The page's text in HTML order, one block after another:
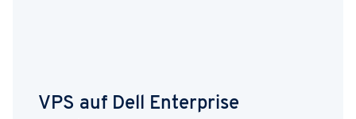
VPS auf Dell Enterprise